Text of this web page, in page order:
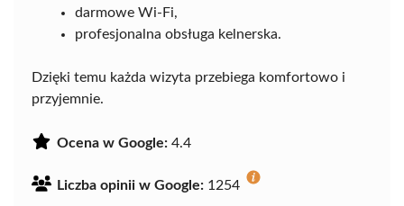
darmowe Wi-Fi,
profesjonalna obsługa kelnerska.
Dzięki temu każda wizyta przebiega komfortowo i
przyjemnie.
Ocena w Google: 4.4
Liczba opinii w Google: 1254